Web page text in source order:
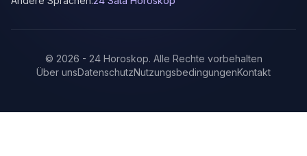
© 2026 - 24 Horoskop. Alle Rechte vorbehalten
Über unsDatenschutzNutzungsbedingungenKontakt